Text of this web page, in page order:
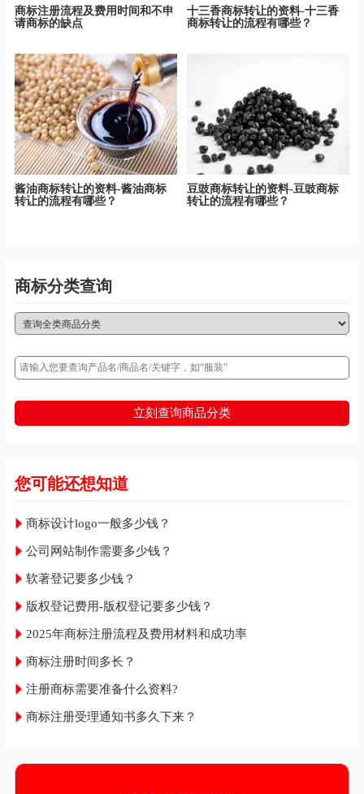
商标注册流程及费用时间和不申
请商标的缺点
十三香商标转让的资料-十三香
商标转让的流程有哪些？
酱油商标转让的资料-酱油商标
转让的流程有哪些？
豆豉商标转让的资料-豆豉商标
转让的流程有哪些？
商标分类查询
立刻查询商品分类
您可能还想知道
商标设计logo一般多少钱？
公司网站制作需要多少钱？
软著登记要多少钱？
版权登记费用-版权登记要多少钱？
2025年商标注册流程及费用材料和成功率
商标注册时间多长？
注册商标需要准备什么资料?
商标注册受理通知书多久下来？